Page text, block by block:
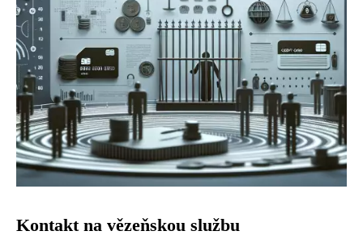
Kontakt na vězeňskou službu